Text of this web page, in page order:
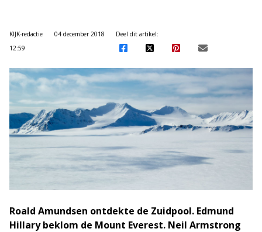
KIJK-redactie
04 december 2018
12:59
Deel dit artikel:
Roald Amundsen ontdekte de Zuidpool. Edmund
Hillary beklom de Mount Everest. Neil Armstrong